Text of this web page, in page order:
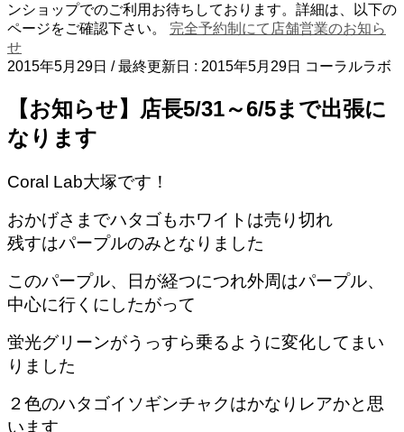
ンショップでのご利用お待ちしております。詳細は、以下の
ページをご確認下さい。 完全予約制にて店舗営業のお知ら
せ
2015年5月29日 / 最終更新日 : 2015年5月29日 コーラルラボ
【お知らせ】店長5/31～6/5まで出張に
なります
Coral Lab大塚です！
おかげさまでハタゴもホワイトは売り切れ
残すはパープルのみとなりました
このパープル、日が経つにつれ外周はパープル、
中心に行くにしたがって
蛍光グリーンがうっすら乗るように変化してまい
りました
２色のハタゴイソギンチャクはかなりレアかと思
います